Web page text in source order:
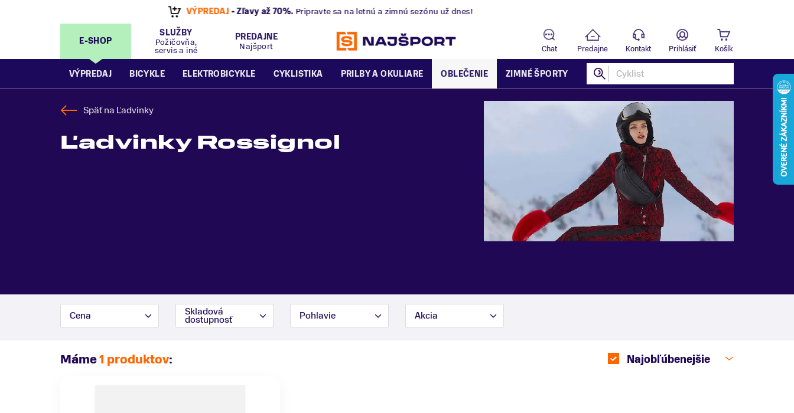
- Zľavy až 70% .Pripravte sa na letnú a zimnú sezónu už dnes!
E-SHOP
SLUŽBY
Požičovňa,
servis a iné
PREDAJNE
Najšport
Chat Predajne Kontakt Prihlásiť Košík
VÝPREDAJ BICYKLE ELEKTROBICYKLE CYKLISTIKA PRILBY A OKULIARE OBLEČENIE ZIMNÉ ŠPORTY
Späť na Ľadvinky
Ľadvinky Rossignol
Cena Skladová
dostupnosť Pohlavie Akcia
Máme1 produktov: Najobľúbenejšie